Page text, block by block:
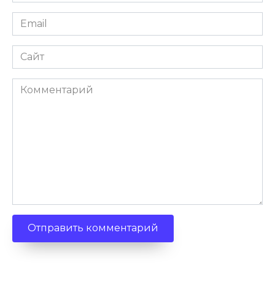
Email
Сайт
Комментарий